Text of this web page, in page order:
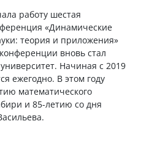
работу шестая
«Динамические
теория и приложения»
вновь стал
Начиная с 2019
ежегодно. В этом году
математического
и 85-летию со дня